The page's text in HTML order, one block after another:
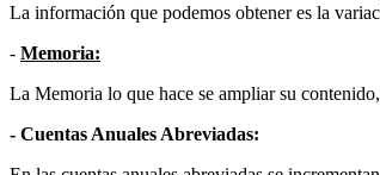
La información que podemos obtener es la
- Memoria:
La Memoria lo que hace se ampliar su
- Cuentas Anuales Abreviadas: